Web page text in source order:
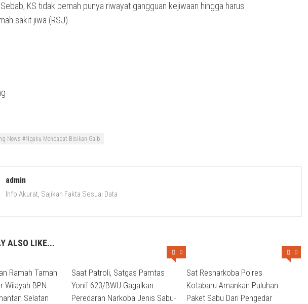
KS tidak pernah punya riwayat gangguan kejiwaan hingga harus
sakit jiwa (RSJ).
News #Ngaku Mendapat Bisikan Gaib
admin
Info Akurat, Sajikan Fakta Sesuai Data
ALSO LIKE...
Ramah Tamah
Wilayah BPN
Selatan
0
Saat Patroli, Satgas Pamtas
Yonif 623/BWU Gagalkan
Peredaran Narkoba Jenis Sabu-
0
Sat Resnarkoba Polres
Kotabaru Amankan Puluhan
Paket Sabu Dari Pengedar